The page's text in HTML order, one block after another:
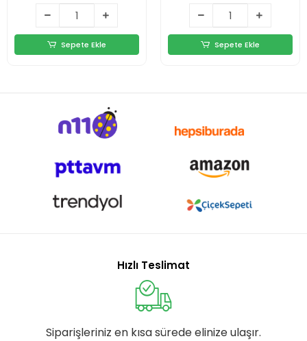
Sepete Ekle Sepete Ekle
Hızlı Teslimat
Siparişleriniz en kısa sürede elinize ulaşır.